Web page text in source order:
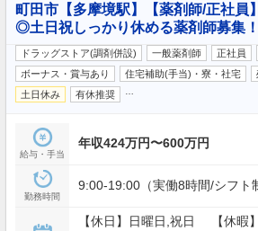
町田市【多摩境駅】【薬剤師/正社員
◎土日祝しっかり休める薬剤師募集！
ドラッグストア(調剤併設) 一般薬剤師 正社員
ボーナス・賞与あり
住宅補助(手当)・寮・社宅
土日休み
有休推奨
給与・手当
年収424万円〜600万円
勤務時間
9:00-19:00（実働8時間/シフト
【休日】日曜日,祝日 【休暇